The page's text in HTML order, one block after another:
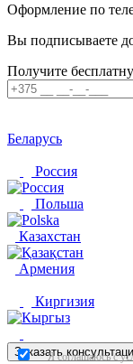
Оформление по
Вы подписываете
Получите
Беларусь
Россия
Польша
Казахстан
Армения
Киргизия
ЗаказатьЯ соглашаюсь с